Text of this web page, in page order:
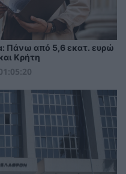
Πάνω από 5,6 εκατ. ευρώ
Κρήτη